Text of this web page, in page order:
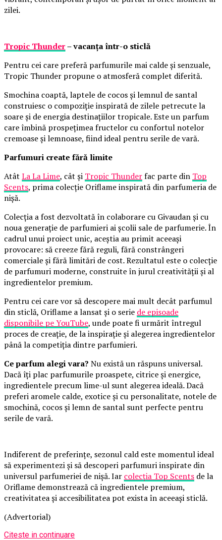
zilei.
Tropic Thunder– vacanța într-o sticlă
Pentru cei care preferă parfumurile mai calde și senzuale,
Tropic Thunder propune o atmosferă complet diferită.
Smochina coaptă, laptele de cocos și lemnul de santal
construiesc o compoziție inspirată de zilele petrecute la
soare și de energia destinațiilor tropicale. Este un parfum
care îmbină prospețimea fructelor cu confortul notelor
cremoase și lemnoase, fiind ideal pentru serile de vară.
Parfumuri create fără limite
Atât La La Lime, cât și Tropic Thunderfac parte din Top
Scents, prima colecție Oriflame inspirată din parfumeria de
nișă.
Colecția a fost dezvoltată în colaborare cu Givaudan și cu
noua generație de parfumieri ai școlii sale de parfumerie. În
cadrul unui proiect unic, aceștia au primit aceeași
provocare: să creeze fără reguli, fără constrângeri
comerciale și fără limitări de cost. Rezultatul este o colecție
de parfumuri moderne, construite în jurul creativității și al
ingredientelor premium.
Pentru cei care vor să descopere mai mult decât parfumul
din sticlă, Oriflame a lansat și o serie de episoade
disponibile pe YouTube, unde poate fi urmărit întregul
proces de creație, de la inspirație și alegerea ingredientelor
până la competiția dintre parfumieri.
Ce parfum alegi vara? Nu există un răspuns universal.
Dacă îți plac parfumurile proaspete, citrice și energice,
ingredientele precum lime-ul sunt alegerea ideală. Dacă
preferi aromele calde, exotice și cu personalitate, notele de
smochină, cocos și lemn de santal sunt perfecte pentru
serile de vară.
Indiferent de preferințe, sezonul cald este momentul ideal
să experimentezi și să descoperi parfumuri inspirate din
universul parfumeriei de nișă. Iar colecția Top Scents de la
Oriflame demonstrează că ingredientele premium,
creativitatea și accesibilitatea pot exista în aceeași sticlă.
(Advertorial)
Citeste in continuare